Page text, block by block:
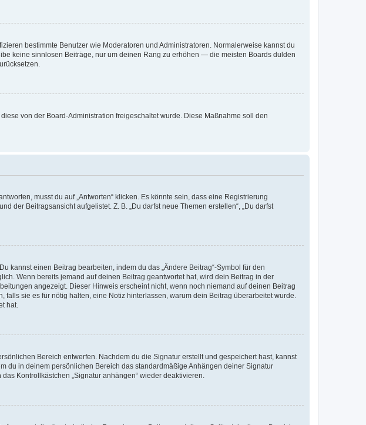
bestimmte Benutzer wie Moderatoren und Administratoren. Normalerweise kannst du
keine sinnlosen Beiträge, nur um deinen Rang zu erhöhen — die meisten Boards dulden
von der Board-Administration freigeschaltet wurde. Diese Maßnahme soll den
musst du auf „Antworten“ klicken. Es könnte sein, dass eine Registrierung
der Beitragsansicht aufgelistet. Z. B. „Du darfst neue Themen erstellen“, „Du darfst
kannst einen Beitrag bearbeiten, indem du das „Ändere Beitrag“-Symbol für den
Wenn bereits jemand auf deinen Beitrag geantwortet hat, wird dein Beitrag in der
angezeigt. Dieser Hinweis erscheint nicht, wenn noch niemand auf deinen Beitrag
sie es für nötig halten, eine Notiz hinterlassen, warum dein Beitrag überarbeitet wurde.
hat.
Bereich entwerfen. Nachdem du die Signatur erstellt und gespeichert hast, kannst
du in deinem persönlichen Bereich das standardmäßige Anhängen deiner Signatur
Kontrollkästchen „Signatur anhängen“ wieder deaktivieren.